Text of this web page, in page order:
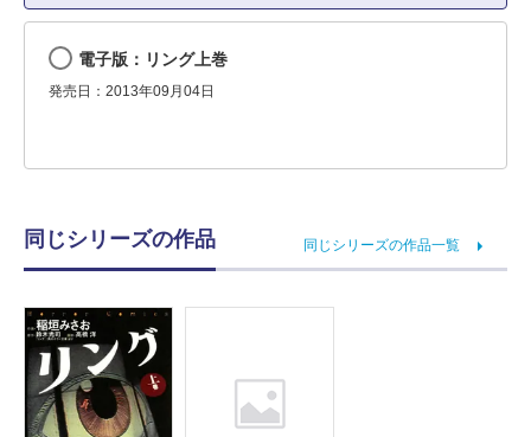
電子版：リング上巻
発売日：2013年09月04日
同じシリーズの作品 同じシリーズの作品一覧